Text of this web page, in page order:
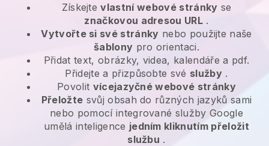
Získejtevlastní webové stránky se
značkovou adresou URL .
Vytvořte si své stránky nebo použijte naše
šablony pro orientaci.
Přidat text, obrázky, videa, kalendáře a pdf.
Přidejte a přizpůsobte své služby.
Povolit vícejazyčné webové stránky
Přeložte svůj obsah do různých jazyků sami
nebo pomocí integrované služby Google
umělá inteligence jedním kliknutím přeložit
službu .